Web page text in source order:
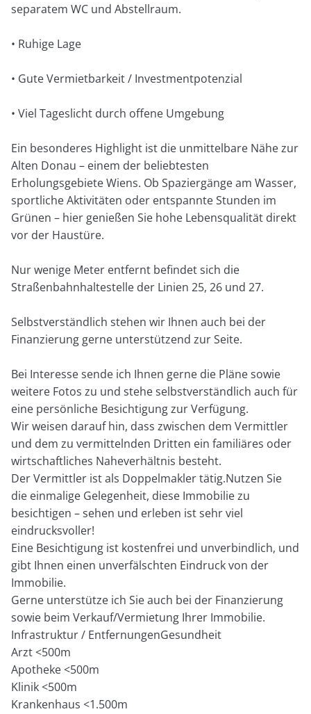
separatem WC und Abstellraum.
• Ruhige Lage
• Gute Vermietbarkeit / Investmentpotenzial
• Viel Tageslicht durch offene Umgebung
Ein besonderes Highlight ist die unmittelbare Nähe zur
Alten Donau – einem der beliebtesten
Erholungsgebiete Wiens. Ob Spaziergänge am Wasser,
sportliche Aktivitäten oder entspannte Stunden im
Grünen – hier genießen Sie hohe Lebensqualität direkt
vor der Haustüre.
Nur wenige Meter entfernt befindet sich die
Straßenbahnhaltestelle der Linien 25, 26 und 27.
Selbstverständlich stehen wir Ihnen auch bei der
Finanzierung gerne unterstützend zur Seite.
Bei Interesse sende ich Ihnen gerne die Pläne sowie
weitere Fotos zu und stehe selbstverständlich auch für
eine persönliche Besichtigung zur Verfügung.
Wir weisen darauf hin, dass zwischen dem Vermittler
und dem zu vermittelnden Dritten ein familiäres oder
wirtschaftliches Naheverhältnis besteht.
Der Vermittler ist als Doppelmakler tätig.Nutzen Sie
die einmalige Gelegenheit, diese Immobilie zu
besichtigen – sehen und erleben ist sehr viel
eindrucksvoller!
Eine Besichtigung ist kostenfrei und unverbindlich, und
gibt Ihnen einen unverfälschten Eindruck von der
Immobilie.
Gerne unterstütze ich Sie auch bei der Finanzierung
sowie beim Verkauf/Vermietung Ihrer Immobilie.
Infrastruktur / EntfernungenGesundheit
Arzt <500m
Apotheke <500m
Klinik <500m
Krankenhaus <1.500m